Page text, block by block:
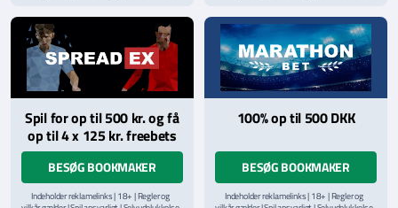
hjælpelinje påStopSpillet.dk
hjælpelinje påStopSpillet.dk
Læs vilkår og betingelserher
Spil for op til 500 kr. og få
op til 4 x 125 kr. freebets
BESØG BOOKMAKER
Indeholder reklamelinks | 18+ | Regler og
100% op til 500 DKK
BESØG BOOKMAKER
Indeholder reklamelinks | 18+ | Regler og